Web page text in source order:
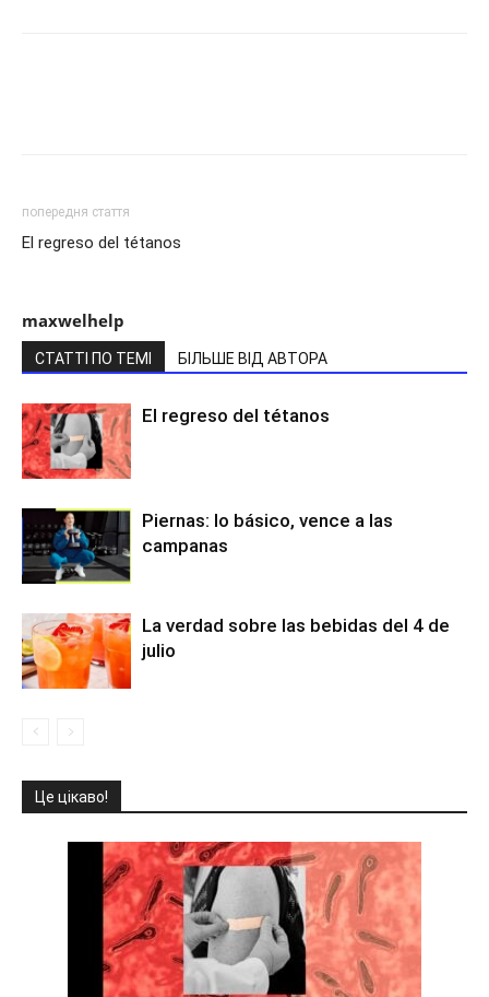
попередня стаття
El regreso del tétanos
maxwelhelp
СТАТТІ ПО ТЕМІ БІЛЬШЕ ВІД АВТОРА
El regreso del tétanos
Piernas: lo básico, vence a las
campanas
La verdad sobre las bebidas del 4 de
julio
Це цікаво!